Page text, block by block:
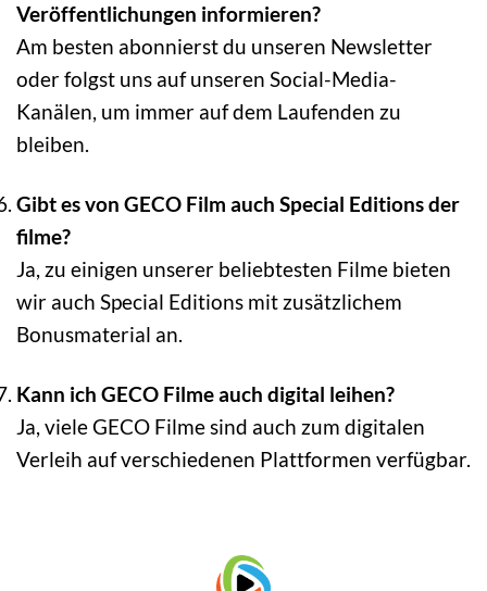
Veröffentlichungen informieren?
Am besten abonnierst du unseren Newsletter
oder folgst uns auf unseren Social-Media-
Kanälen, um immer auf dem Laufenden zu
bleiben.
Gibt es von GECO Film auch Special Editions der
filme?
Ja, zu einigen unserer beliebtesten Filme bieten
wir auch Special Editions mit zusätzlichem
Bonusmaterial an.
Kann ich GECO Filme auch digital leihen?
Ja, viele GECO Filme sind auch zum digitalen
Verleih auf verschiedenen Plattformen verfügbar.